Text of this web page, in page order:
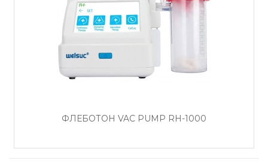
ФЛЕБОТОН VAC PUMP RH-1000